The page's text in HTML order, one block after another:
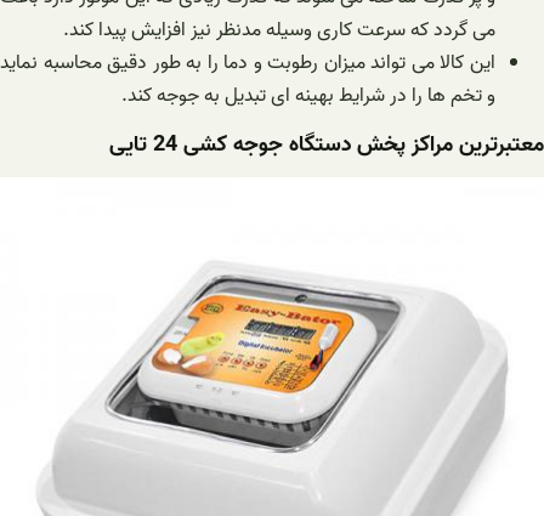
می گردد که سرعت کاری وسیله مدنظر نیز افزایش پیدا کند.
این کالا می تواند میزان رطوبت و دما را به طور دقیق محاسبه نماید
و تخم ها را در شرایط بهینه ای تبدیل به جوجه کند.
معتبرترین مراکز پخش دستگاه جوجه کشی 24 تایی